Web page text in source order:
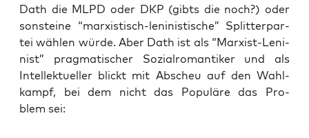
Dath die MLPD oder DKP (gibts die noch?) oder
son­stei­ne “mar­xis­tisch-leni­nis­ti­sche” Split­ter­par­
tei wäh­len wür­de. Aber Dath ist als “Mar­xist-Leni­
nist” prag­ma­ti­scher Sozi­al­ro­man­ti­ker und als
Intel­lek­tu­el­ler blickt mit Abscheu auf den Wahl­
kampf, bei dem nicht das Popu­lä­re das Pro­
blem sei: